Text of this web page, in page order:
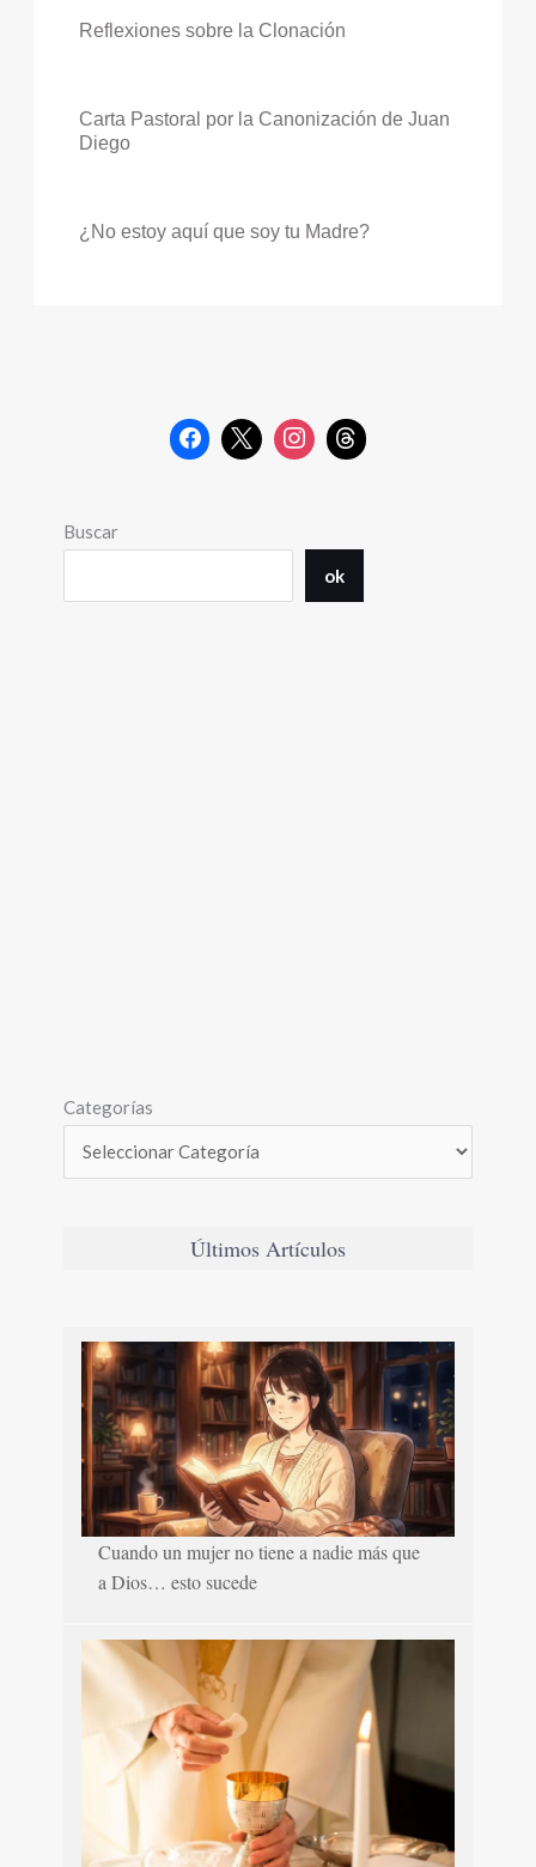
Reflexiones sobre la Clonación
Carta Pastoral por la Canonización de Juan
Diego
¿No estoy aquí que soy tu Madre?
Buscar
ok
Categorías
Últimos Artículos
Cuando un mujer no tiene a nadie más que
a Dios… esto sucede